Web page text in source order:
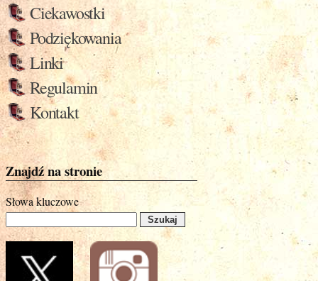
Ciekawostki
Podziękowania
Linki
Regulamin
Kontakt
Znajdź na stronie
Słowa kluczowe